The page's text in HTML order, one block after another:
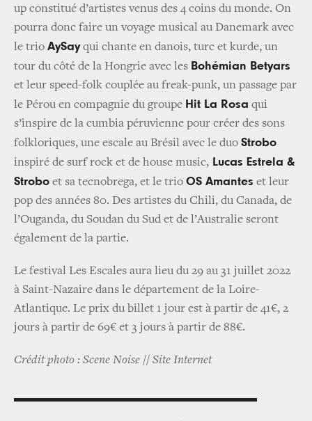
up constitué d’artistes venus des 4 coins du monde. On
pourra donc faire un voyage musical au Danemark avec
le trio AySayqui chante en danois, turc et kurde, un
tour du côté de la Hongrie avec les Bohémian Betyars
et leur speed-folk couplée au freak-punk, un passage par
le Pérou en compagnie du groupe Hit La Rosa qui
s’inspire de la cumbia péruvienne pour créer des sons
folkloriques, une escale au Brésil avec le duo Strobo
inspiré de surf rock et de house music, Lucas Estrela &
Strobo et sa tecnobrega, et le trio OS Amantes et leur
pop des années 80. Des artistes du Chili, du Canada, de
l’Ouganda, du Soudan du Sud et de l’Australie seront
également de la partie.
Le festival Les Escales aura lieu du 29 au 31 juillet 2022
à Saint-Nazaire dans le département de la Loire-
Atlantique. Le prix du billet 1 jour est à partir de 41€, 2
jours à partir de 69€ et 3 jours à partir de 88€.
Crédit photo : Scene Noise // Site Internet